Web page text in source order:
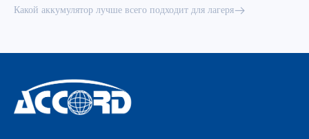
Какой аккумулятор лучше всего подходит для лагеря